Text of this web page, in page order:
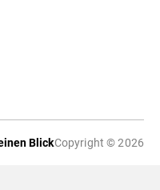
BlickCopyright © 2026